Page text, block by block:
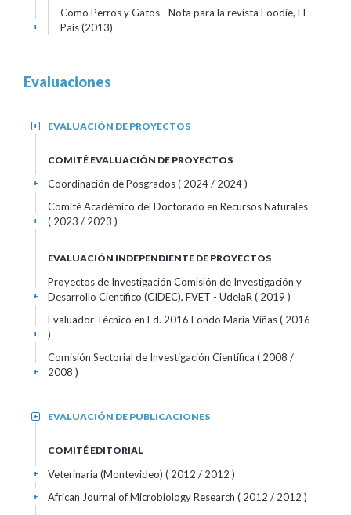
Como Perros y Gatos - Nota para la revista Foodie, El
País (2013)
+
Evaluaciones
EVALUACIÓN DE PROYECTOS
+
COMITÉ EVALUACIÓN DE PROYECTOS
Coordinación de Posgrados( 2024 / 2024 )
+
Comité Académico del Doctorado en Recursos Naturales
( 2023 / 2023 )
+
EVALUACIÓN INDEPENDIENTE DE PROYECTOS
Proyectos de Investigación Comisión de Investigación y
Desarrollo Científico (CIDEC), FVET - UdelaR ( 2019 )
+
Evaluador Técnico en Ed. 2016 Fondo María Viñas ( 2016
)
+
Comisión Sectorial de Investigación Científica ( 2008 /
2008 )
+
EVALUACIÓN DE PUBLICACIONES
+
COMITÉ EDITORIAL
Veterinaria (Montevideo) ( 2012 / 2012 )
+
African Journal of Microbiology Research ( 2012 / 2012 )
+